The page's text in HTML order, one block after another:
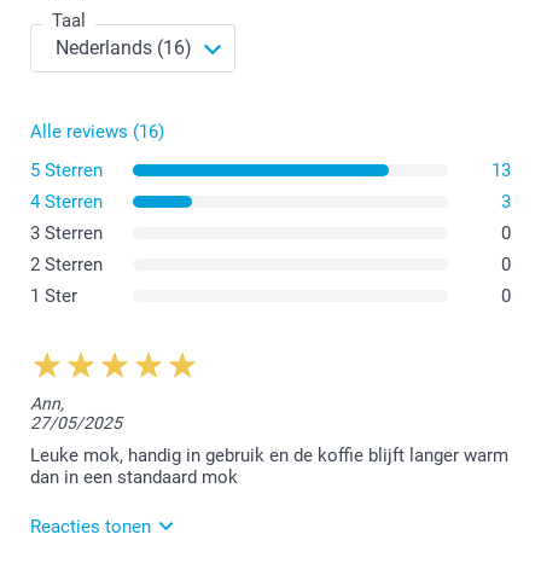
Taal
Alle reviews (16)
5 Sterren
13
4 Sterren
3
3 Sterren
0
2 Sterren
0
1 Ster
0
Ann,
27/05/2025
Leuke mok, handig in gebruik en de koffie blijft langer warm
dan in een standaard mok
Reacties tonen